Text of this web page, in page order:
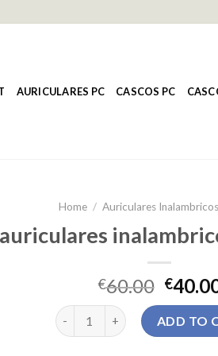
AURICULARES PC CASCOS PC
Home / Auriculares
auriculares
€60.00 €
auriculares inalambricos
ADD TO